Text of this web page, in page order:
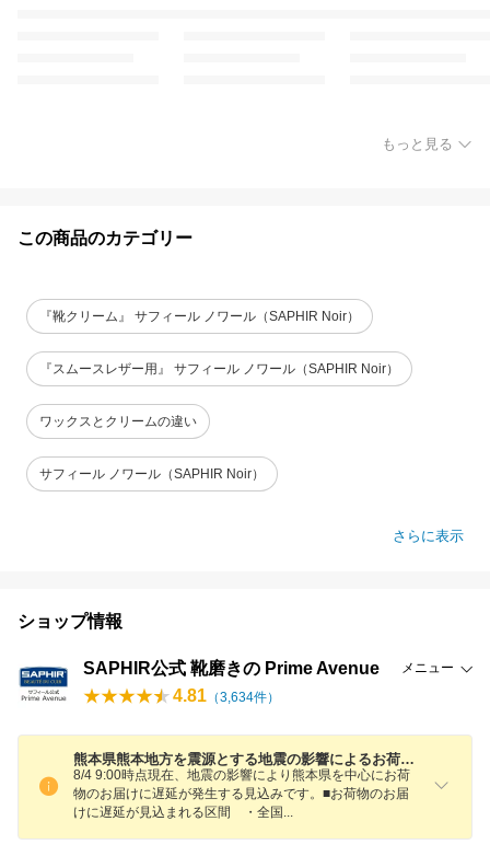
もっと見る
この商品のカテゴリー
『靴クリーム』 サフィール ノワール（SAPHIR Noir）
『スムースレザー用』 サフィール ノワール（SAPHIR Noir）
ワックスとクリームの違い
サフィール ノワール（SAPHIR Noir）
さらに表示
ショップ情報
SAPHIR公式 靴磨きの Prime Avenue メニュー
4.81 （3,634件）
熊本県熊本地方を震源とする地震の影響によるお荷物のお届けについて
8/4 9:00時点現在、地震の影響により熊本県を中心にお荷
物のお届けに遅延が発生する見込みです。■お荷物のお届
けに遅延が見込まれる区間 ・全国